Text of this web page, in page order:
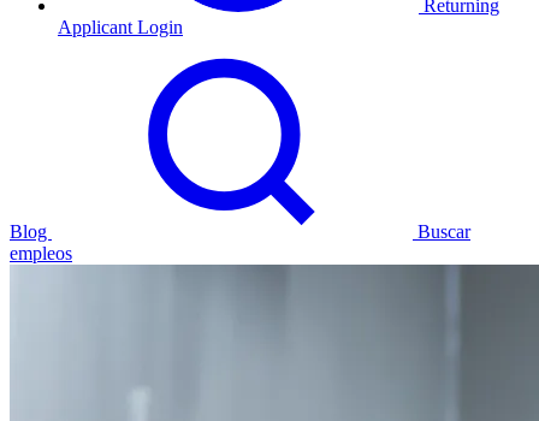
Returning
Applicant Login
Blog
Buscar
empleos